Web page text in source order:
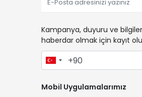
Kampanya, duyuru ve
haberdar olmak için kayıt
Mobil Uygulamalarımız